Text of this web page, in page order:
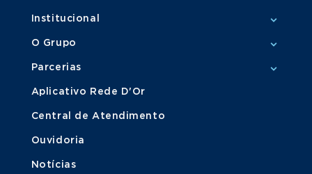
Institucional
O Grupo
Parcerias
Aplicativo Rede D'Or
Central de Atendimento
Ouvidoria
Notícias